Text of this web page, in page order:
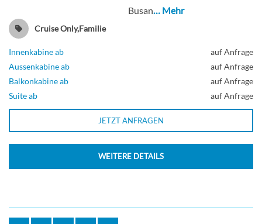
Busan… Mehr
Cruise Only,Familie
Innenkabine ab
auf Anfrage
Aussenkabine ab
auf Anfrage
Balkonkabine ab
auf Anfrage
Suite ab
auf Anfrage
JETZT ANFRAGEN
WEITERE DETAILS